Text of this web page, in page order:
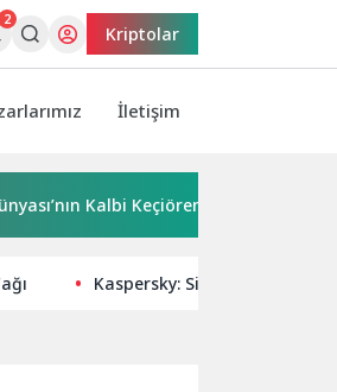
2
Kriptolar
İletişim
Kalbi Keçiören’de Attı
Kaspersky: Siber Casusluk